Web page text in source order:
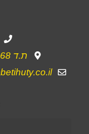
ת.ד 68 קיבוץ עינת 4880500